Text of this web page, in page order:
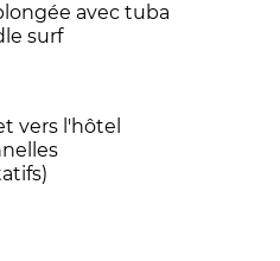
avec tuba
surf
vers l'hôtel